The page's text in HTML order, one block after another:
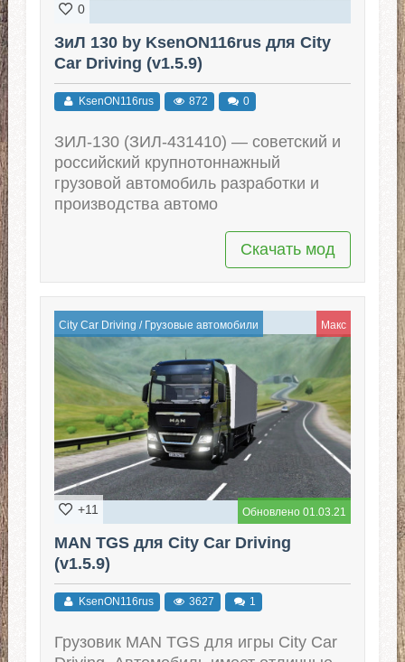
0
ЗиЛ 130 by KsenON116rus для City
Car Driving (v1.5.9)
KsenON116rus 872 0
ЗИЛ-130 (ЗИЛ-431410) — советский и
российский крупнотоннажный
грузовой автомобиль разработки и
производства автомо
Скачать мод
City Car Driving / Грузовые автомобили Макс
Обновлено 01.03.21
+11
MAN TGS для City Car Driving
(v1.5.9)
KsenON116rus 3627 1
Грузовик MAN TGS для игры City Car